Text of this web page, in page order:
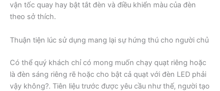
vận tốc quay hay bật tắt đèn và điều khiển màu của đèn
theo sở thích.
Thuận tiện lúc sử dụng mang lại sự hứng thú cho người chủ
Có thể quý khách chỉ có mong muốn chạy quạt riêng hoặc
là đèn sáng riêng rẽ hoặc cho bật cả quạt với đèn LED phải
vậy không?. Tiên liệu trước được yêu cầu như thế, người tạo